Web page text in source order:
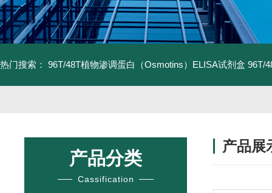
热门搜索： 96T/48T植物渗调蛋白（Osmotins）ELISA试剂盒 96T/
产品分类
Cassification
产品展